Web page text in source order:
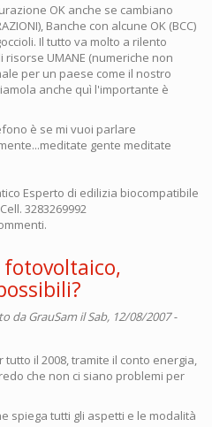
OK anche se cambiano
Banche con alcune OK (BCC)
Il tutto va molto a rilento
UMANE (numeriche non
per un paese come il nostro
anche quì l'importante è
è se mi vuoi parlare
gente meditate
Esperto di edilizia biocompatibile
Cell. 3283269992
fotovoltaico,
daGrauSamil Sab, 12/08/2007 -
il 2008, tramite il conto energia,
che non ci siano problemi per
spiega tutti gli aspetti e le modalità